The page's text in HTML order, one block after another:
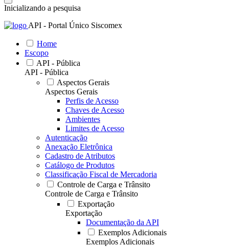
Inicializando a pesquisa
API - Portal Único Siscomex
Home
Escopo
API - Pública
API - Pública
Aspectos Gerais
Aspectos Gerais
Perfis de Acesso
Chaves de Acesso
Ambientes
Limites de Acesso
Autenticação
Anexação Eletrônica
Cadastro de Atributos
Catálogo de Produtos
Classificação Fiscal de Mercadoria
Controle de Carga e Trânsito
Controle de Carga e Trânsito
Exportação
Exportação
Documentação da API
Exemplos Adicionais
Exemplos Adicionais